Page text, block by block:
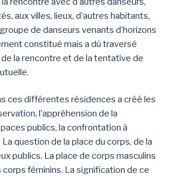
aux villes, lieux, d’autres habitants,
de danseurs venants d’horizons
constitué mais a dû traversé
la rencontre et de la tentative de
ces différentes résidences a créé les
l’appréhension de la
publics, la confrontation à
question de la place du corps, de la
publics. La place de corps masculins
corps féminins. La signification de ce